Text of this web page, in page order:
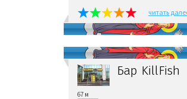
читать
Бар KillFish
67 м